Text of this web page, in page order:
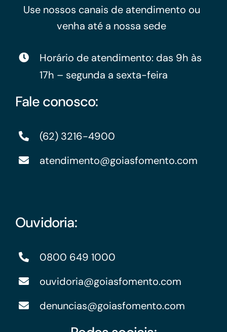
Use nossos canais de atendimento ou
venha até a nossa sede
Horário de atendimento: das 9h às
17h – segunda a sexta-feira
Fale conosco:
(62) 3216-4900
atendimento@goiasfomento.com
Ouvidoria:
0800 649 1000
ouvidoria@goiasfomento.com
denuncias@goiasfomento.com